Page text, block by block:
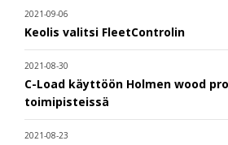
2021-09-06
Keolis valitsi FleetControlin
2021-08-30
C-Load käyttöön Holmen wood
toimipisteissä
2021-08-23